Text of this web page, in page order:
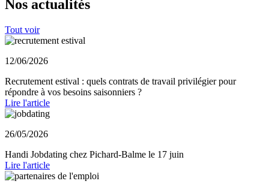
Nos actualités
Tout voir
12/06/2026
Recrutement estival : quels contrats de travail privilégier pour
répondre à vos besoins saisonniers ?
Lire l'article
26/05/2026
Handi Jobdating chez Pichard-Balme le 17 juin
Lire l'article